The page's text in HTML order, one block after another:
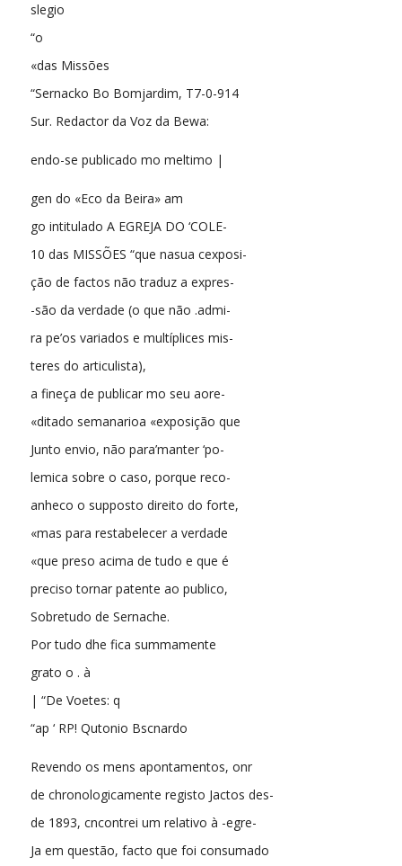
slegio
“o
«das Missões
“Sernacko Bo Bomjardim, T7-0-914
Sur. Redactor da Voz da Bewa:
endo-se publicado mo meltimo |
gen do «Eco da Beira» am
go intitulado A EGREJA DO ‘COLE-
10 das MISSÕES “que nasua cexposi-
ção de factos não traduz a expres-
-são da verdade (o que não .admi-
ra pe’os variados e multíplices mis-
teres do articulista),
a fineça de publicar mo seu aore-
«ditado semanarioa «exposição que
Junto envio, não para’manter ‘po-
lemica sobre o caso, porque reco-
anheco o supposto direito do forte,
«mas para restabelecer a verdade
«que preso acima de tudo e que é
preciso tornar patente ao publico,
Sobretudo de Sernache.
Por tudo dhe fica summamente
grato o . à
| “De Voetes: q
“ap ‘ RP! Qutonio Bscnardo
Revendo os mens apontamentos, onr
de chronologicamente registo Jactos des-
de 1893, cncontrei um relativo à -egre-
Ja em questão, facto que foi consumado